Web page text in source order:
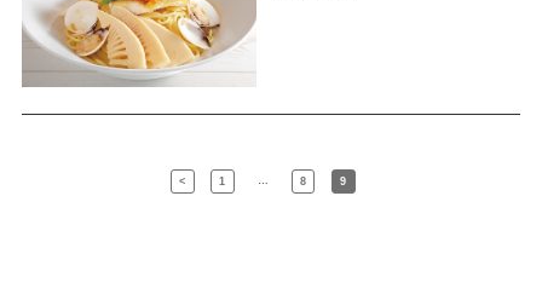
< 1 … 8 9